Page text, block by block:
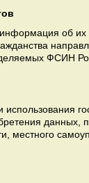
об их
ФСИН
данных,
местного